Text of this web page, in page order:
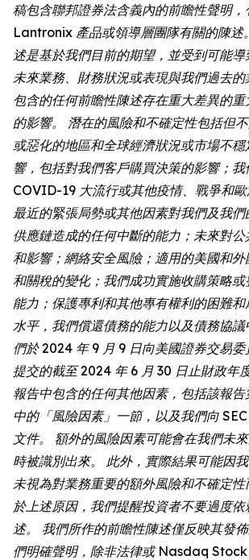
稿包含聯邦證券法含義內的前瞻性聲明
Lantronix 產品或領導層團隊有關的陳述
述是基於我們目前的期望，並受到可能導
未來業務、財務狀況或表現與我們過去
包含的任何前瞻性陳述存在重大差異的
的影響。 潛在的風險和不確定性包括但
或惡化的地區和全球經濟狀況或市場不
響，包括對我們客戶購買決策的影響；我
COVID-19 大流行或其他疫情、戰爭和
最近的緊張局勢或其他因素對我們及我
供應鏈造成的任何中斷的能力；未來對
和影響；網絡安全風險；適用的美國和
和關稅的變化；我們成功實施收購策略
能力；保護專利和其他專有權利的困難
水平，我們償還債務的能力以及債務協
們於 2024 年 9 月 9 日向美國證券交易委
提交的截至 2024 年 6 月 30 日止財政年
報告中包含的任何其他因素，包括該報
中的「風險因素」一節，以及我們向
文件。 額外的風險因素可能會在我們未
時被識別出來。 此外，實際結果可能因
未視為對業務重要的額外風險和不確定
於上述原因，我們提醒投資者不要過度
述。 我們所作的前瞻性陳述僅反映其發
們明確聲明，除非法律或 Nasdaq